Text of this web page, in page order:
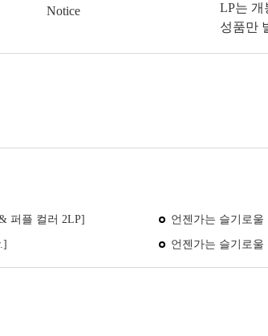
Notice
LP는 개
성품만
퍼플 컬러 2LP] 언젠가는 슬기로울
언젠가는 슬기로울